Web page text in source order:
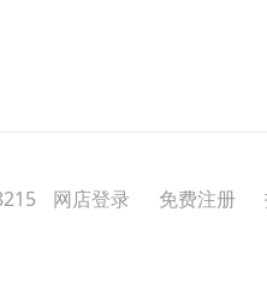
网店登录 免费注册